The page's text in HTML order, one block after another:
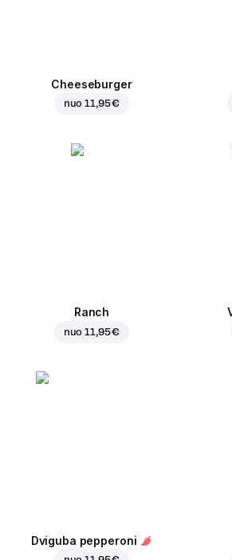
Cheeseburger
nuo11,95 €
Ranch
nuo11,95 €
Dviguba pepperoni